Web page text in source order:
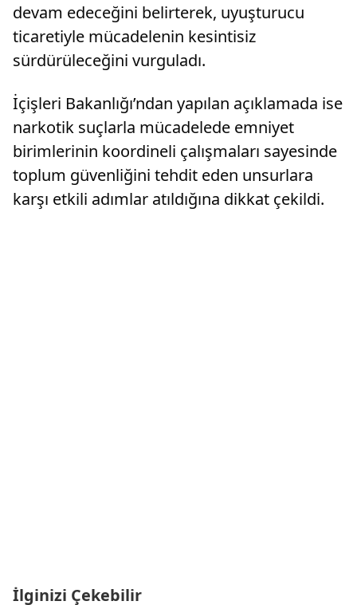
devam edeceğini belirterek, uyuşturucu
ticaretiyle mücadelenin kesintisiz
sürdürüleceğini vurguladı.
İçişleri Bakanlığı’ndan yapılan açıklamada ise
narkotik suçlarla mücadelede emniyet
birimlerinin koordineli çalışmaları sayesinde
toplum güvenliğini tehdit eden unsurlara
karşı etkili adımlar atıldığına dikkat çekildi.
İlginizi Çekebilir